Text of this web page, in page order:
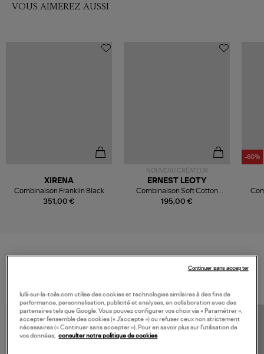
VOUS AIMEREZ AUSSI
351,00 €
XIRENA
Combinaison Franklin Black
NOUVEAU CRÉATEUR
195,00 €
ERNEST LEOTY
Combinaison Soft Cotton
Corset Brown
-60%
lulli-sur-la-toile.com utilise des cookies et technologies similaires à des fins de
performance, personnalisation, publicité et analyses, en collaboration avec des
partenaires tels que Google. Vous pouvez configurer vos choix via « Paramétrer »,
accepter l’ensemble des cookies (« J’accepte ») ou refuser ceux non strictement
nécessaires (« Continuer sans accepter »). Pour en savoir plus sur l’utilisation de
vos données, consulter notre politique de cookies
Continuer sans accepter